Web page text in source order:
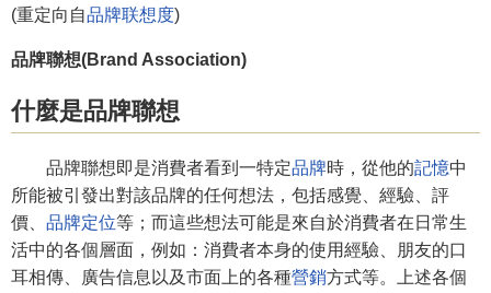
(重定向自品牌联想度)
品牌聯想(Brand Association)
什麼是品牌聯想
品牌聯想即是消費者看到一特定品牌時，從他的記憶中
所能被引發出對該品牌的任何想法，包括感覺、經驗、評
價、 品牌定位等；而這些想法可能是來自於消費者在日常生
活中的各個層面，例如：消費者本身的使用經驗、朋友的口
耳相傳、廣告信息以及市面上的各種營銷方式等。上述各個